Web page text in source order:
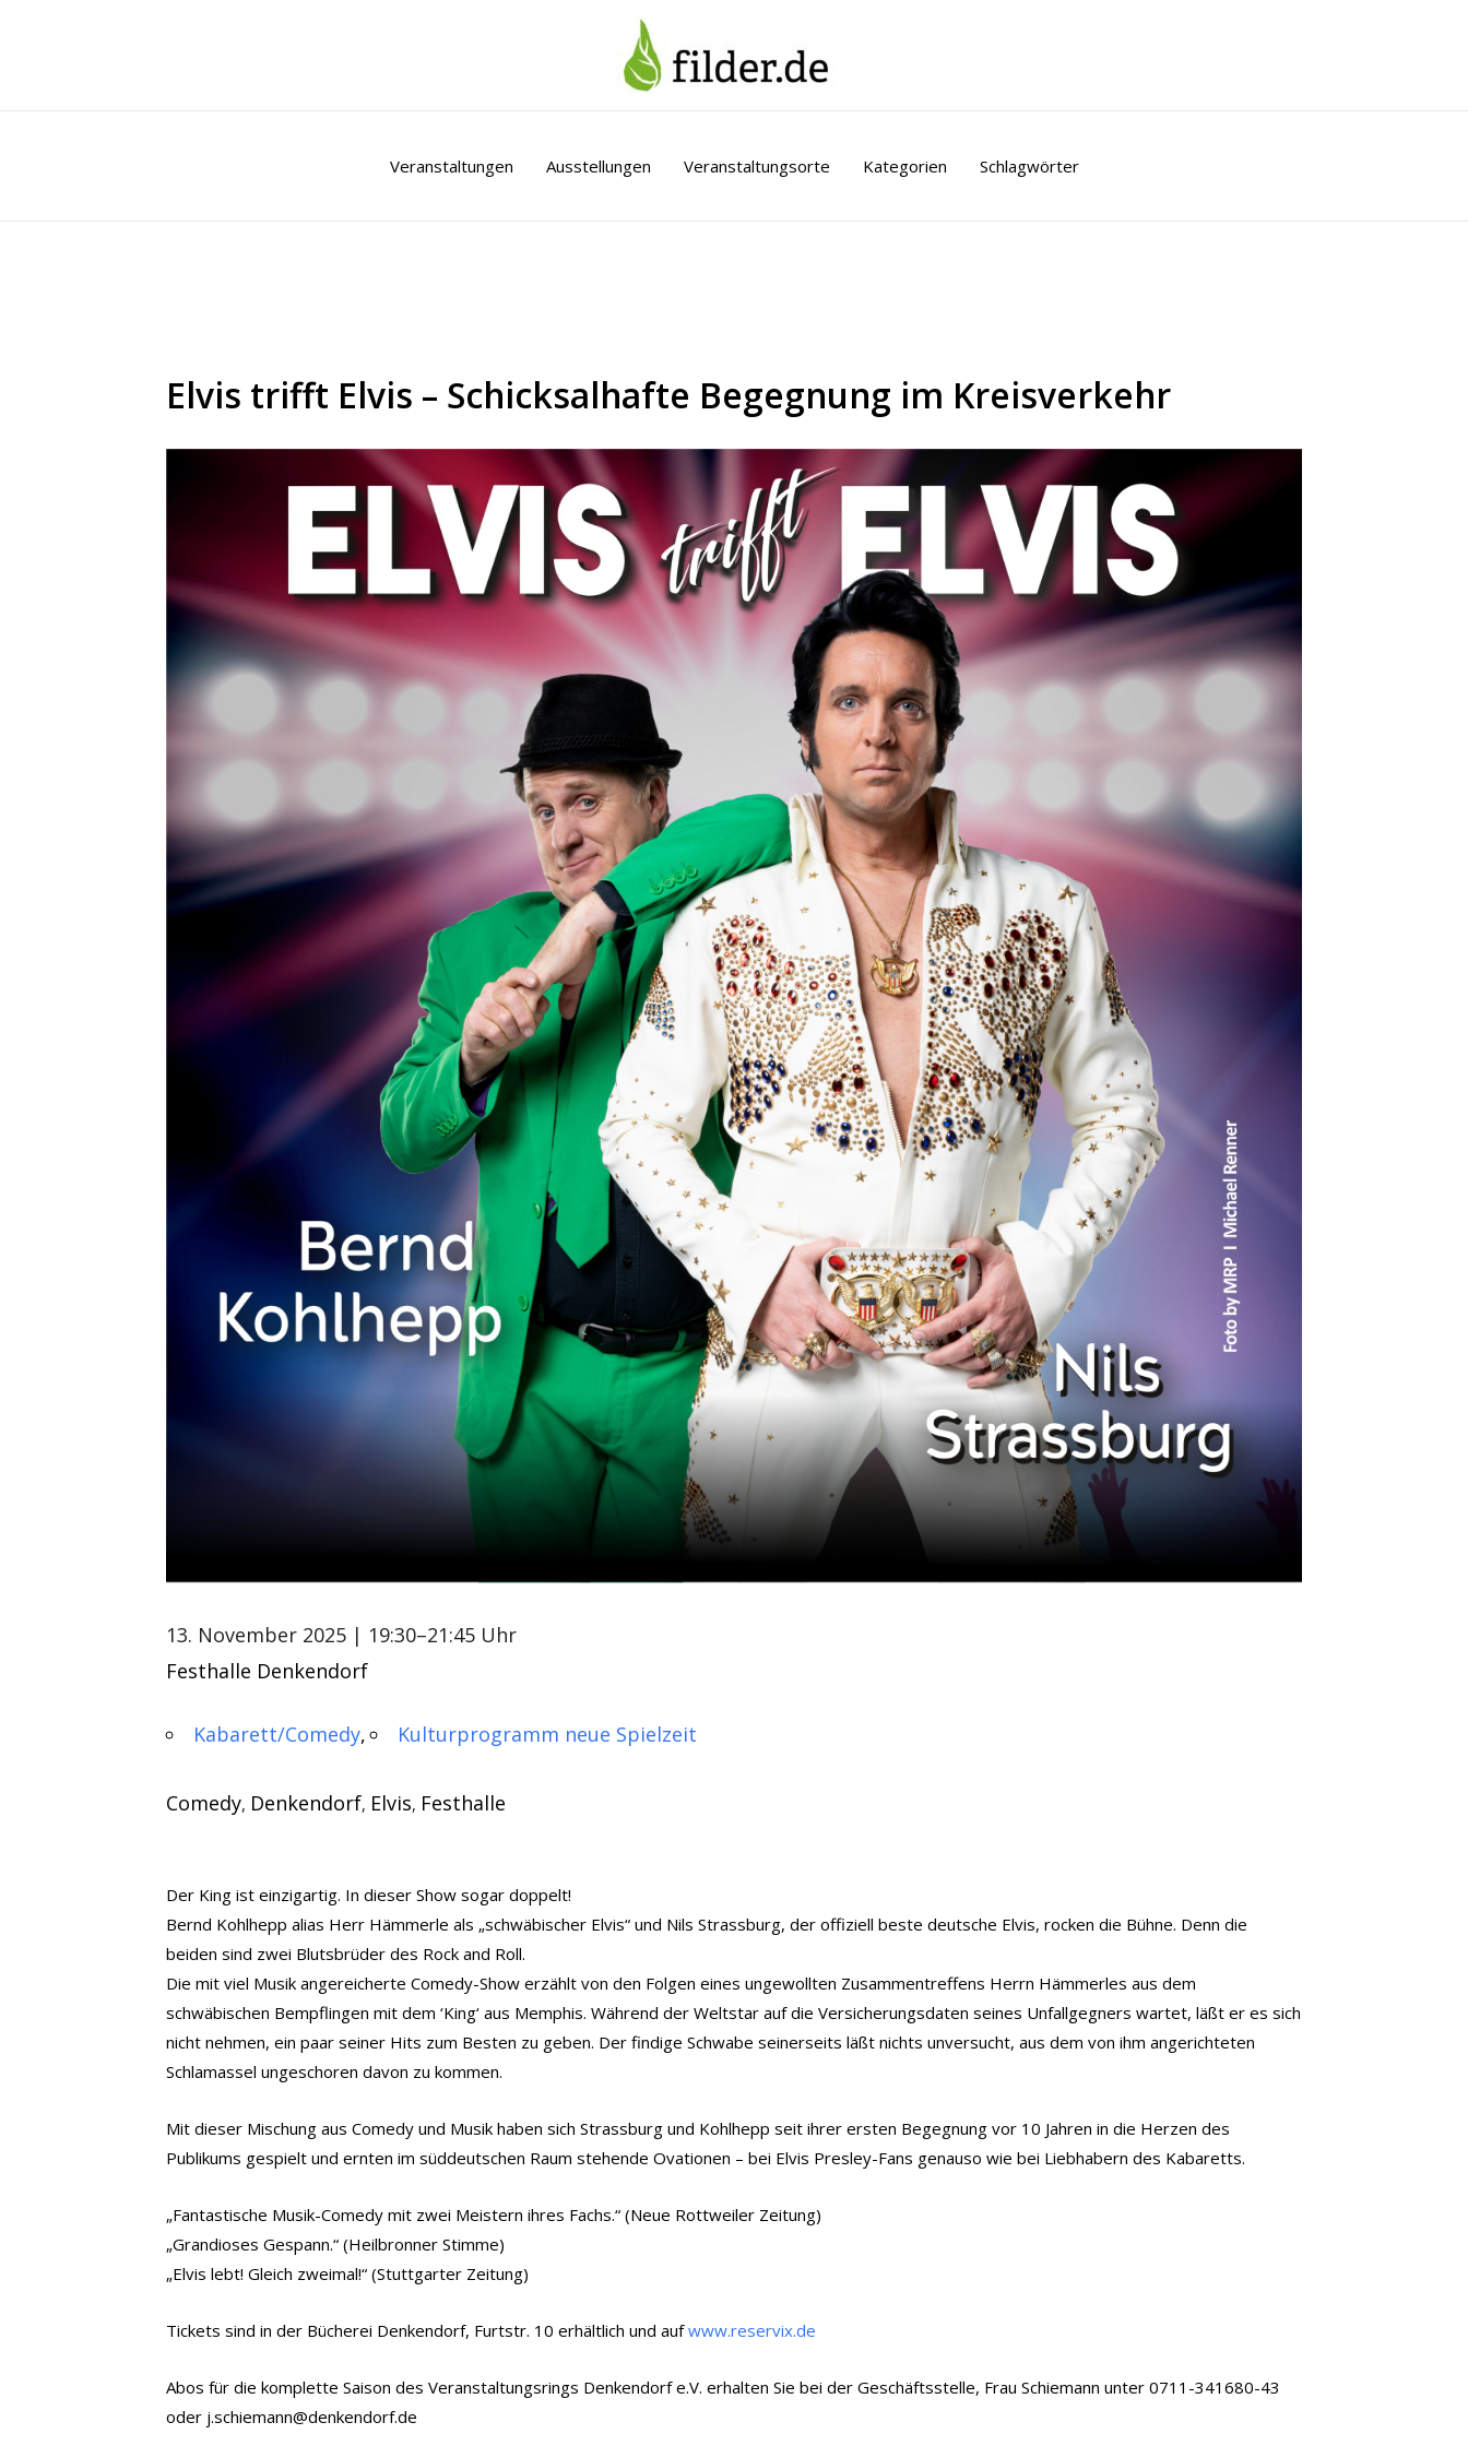
Veranstaltungen Ausstellungen Veranstaltungsorte Kategorien Schlagwörter
Elvis trifft Elvis – Schicksalhafte Begegnung im Kreisverkehr
13. November 2025 | 19:30–21:45 Uhr
Festhalle Denkendorf
Kabarett/Comedy Kulturprogramm neue Spielzeit
Comedy, Denkendorf, Elvis, Festhalle
Der King ist einzigartig. In dieser Show sogar doppelt!
Bernd Kohlhepp alias Herr Hämmerle als „schwäbischer Elvis“ und Nils Strassburg, der offiziell beste deutsche Elvis, rocken die Bühne. Denn die
beiden sind zwei Blutsbrüder des Rock and Roll.
Die mit viel Musik angereicherte Comedy-Show erzählt von den Folgen eines ungewollten Zusammentreffens Herrn Hämmerles aus dem
schwäbischen Bempflingen mit dem ‘King‘ aus Memphis. Während der Weltstar auf die Versicherungsdaten seines Unfallgegners wartet, läßt er es sich
nicht nehmen, ein paar seiner Hits zum Besten zu geben. Der findige Schwabe seinerseits läßt nichts unversucht, aus dem von ihm angerichteten
Schlamassel ungeschoren davon zu kommen.
Mit dieser Mischung aus Comedy und Musik haben sich Strassburg und Kohlhepp seit ihrer ersten Begegnung vor 10 Jahren in die Herzen des
Publikums gespielt und ernten im süddeutschen Raum stehende Ovationen – bei Elvis Presley-Fans genauso wie bei Liebhabern des Kabaretts.
„Fantastische Musik-Comedy mit zwei Meistern ihres Fachs.“ (Neue Rottweiler Zeitung)
„Grandioses Gespann.“ (Heilbronner Stimme)
„Elvis lebt! Gleich zweimal!“ (Stuttgarter Zeitung)
Tickets sind in der Bücherei Denkendorf, Furtstr. 10 erhältlich und aufwww.reservix.de
Abos für die komplette Saison des Veranstaltungsrings Denkendorf e.V. erhalten Sie bei der Geschäftsstelle, Frau Schiemann unter 0711-341680-43
oder j.schiemann@denkendorf.de